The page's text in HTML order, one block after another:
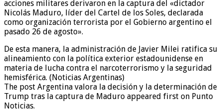
acciones militares derivaron en la captura del «dictador
Nicolás Maduro, líder del Cartel de los Soles, declarada
como organización terrorista por el Gobierno argentino el
pasado 26 de agosto».
De esta manera, la administración de Javier Milei ratifica su
alineamiento con la política exterior estadounidense en
materia de lucha contra el narcoterrorismo y la seguridad
hemisférica. (Noticias Argentinas)
The post Argentina valora la decisión y la determinación de
Trump tras la captura de Maduro appeared first on Punto
Noticias.